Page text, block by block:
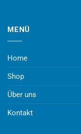
MENÜ
Home
Shop
Über uns
Kontakt